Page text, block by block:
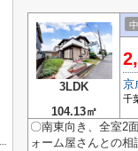
3LDK
104.13㎡
京
千
〇南東向き、全室2
ォーム屋さんとの相